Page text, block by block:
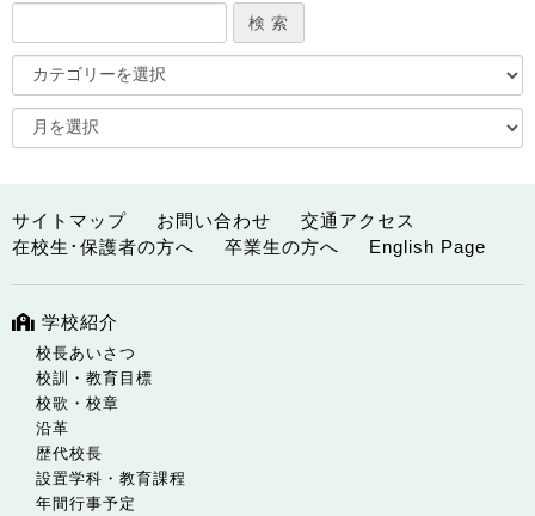
サイトマップ お問い合わせ
交通アクセス
在校生･保護者の方へ
卒業生の方へ English Page
学校紹介
校長あいさつ
校訓・教育目標
校歌・校章
沿革
歴代校長
設置学科・教育課程
年間行事予定